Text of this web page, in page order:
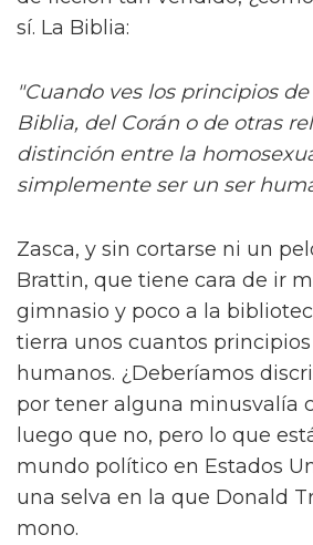
sí. La Biblia:
"Cuando ves los principios
Biblia, del Corán o de otras
distinción entre la
simplemente ser un ser
Zasca, y sin cortarse ni un
Brattin, que tiene cara de ir
gimnasio y poco a la
tierra unos cuantos
humanos. ¿Deberíamos
por tener alguna minusvalía
luego que no, pero lo que
mundo político en Estados
una selva en la que Donald
mono.